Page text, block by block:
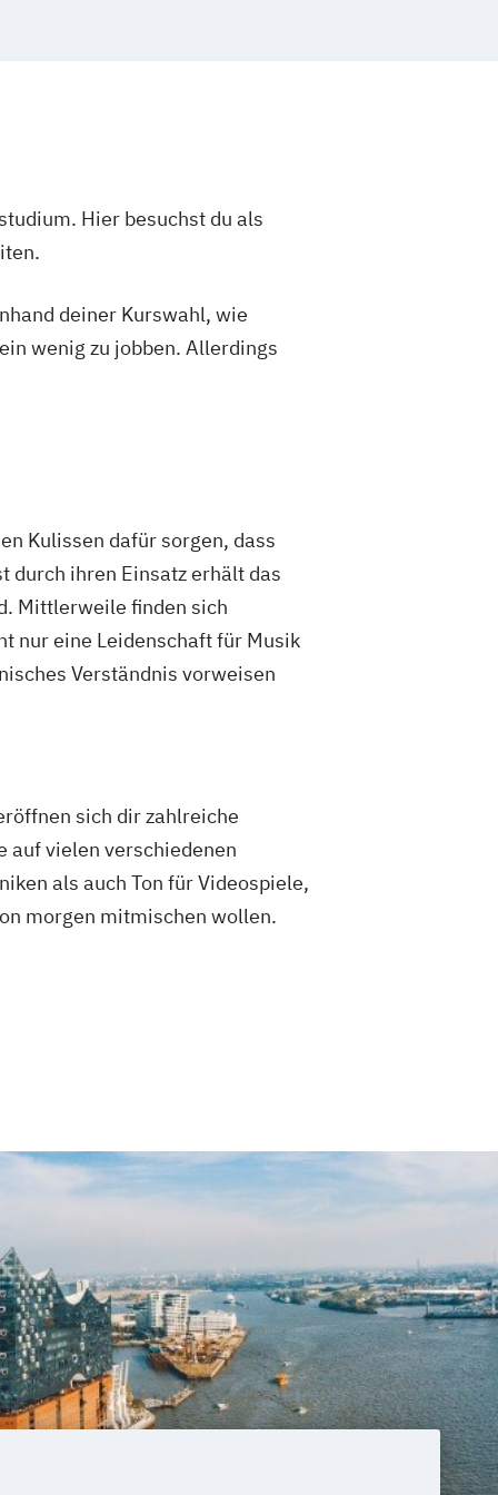
Hier besuchst du als
deiner Kurswahl, wie
wenig zu jobben. Allerdings
Kulissen dafür sorgen, dass
durch ihren Einsatz erhält das
Mittlerweile finden sich
nur eine Leidenschaft für Musik
Verständnis vorweisen
sich dir zahlreiche
auf vielen verschiedenen
als auch Ton für Videospiele,
morgen mitmischen wollen.